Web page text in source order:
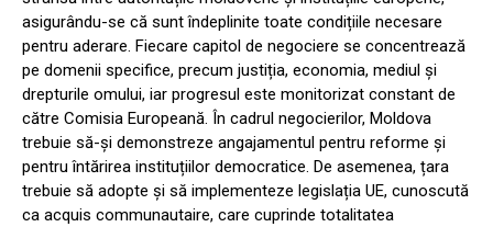
asigurându-se că sunt îndeplinite toate condițiile necesare
pentru aderare. Fiecare capitol de negociere se concentrează
pe domenii specifice, precum justiția, economia, mediul și
drepturile omului, iar progresul este monitorizat constant de
către Comisia Europeană. În cadrul negocierilor, Moldova
trebuie să-și demonstreze angajamentul pentru reforme și
pentru întărirea instituțiilor democratice. De asemenea, țara
trebuie să adopte și să implementeze legislația UE, cunoscută
ca acquis communautaire, care cuprinde totalitatea